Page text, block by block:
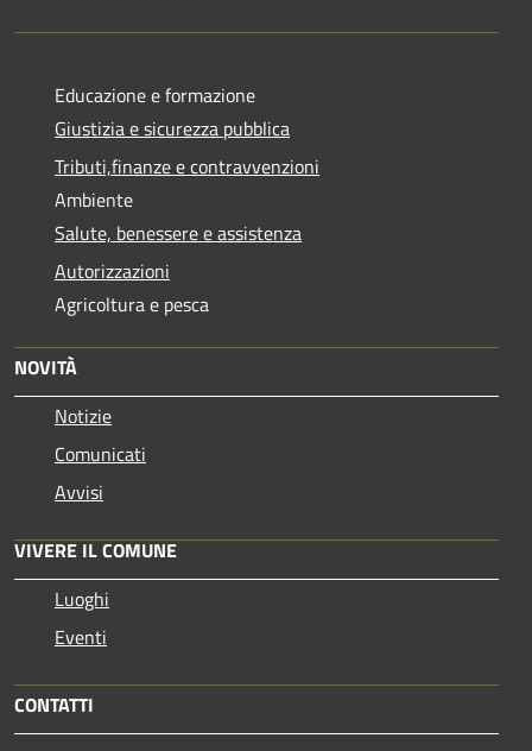
Educazione e formazione
Giustizia e sicurezza pubblica
Tributi,finanze e contravvenzioni
Ambiente
Salute, benessere e assistenza
Autorizzazioni
Agricoltura e pesca
NOVITÀ
Notizie
Comunicati
Avvisi
VIVERE IL COMUNE
Luoghi
Eventi
CONTATTI